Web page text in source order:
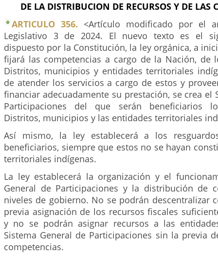
DE LA DISTRIBUCION DE RECURSOS Y DE LAS
ARTICULO 356. <Artículo modificado por el
Legislativo 3 de 2024. El nuevo texto es el
dispuesto por la Constitución, la ley orgánica, a
fijará las competencias a cargo de la Nación, de
Distritos, municipios y entidades territoriales
de atender los servicios a cargo de estos y
financiar adecuadamente su prestación, se crea el
Participaciones del que serán beneficiarios
Distritos, municipios y las entidades territoriales
Así mismo, la ley establecerá a los
beneficiarios, siempre que estos no se hayan
territoriales indígenas.
La ley establecerá la organización y el
General de Participaciones y la distribución de
niveles de gobierno. No se podrán descentralizar
previa asignación de los recursos fiscales
y no se podrán asignar recursos a las
Sistema General de Participaciones sin la previa
competencias.